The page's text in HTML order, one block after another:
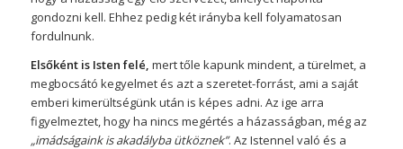
gondozni kell. Ehhez pedig két irányba kell folyamatosan
fordulnunk.
Elsőként is Isten felé, mert tőle kapunk mindent, a türelmet, a
megbocsátó kegyelmet és azt a szeretet-forrást, ami a saját
emberi kimerültségünk után is képes adni. Az ige arra
figyelmeztet, hogy ha nincs megértés a házasságban, még az
„imádságaink is akadályba ütköznek”. Az Istennel való és a